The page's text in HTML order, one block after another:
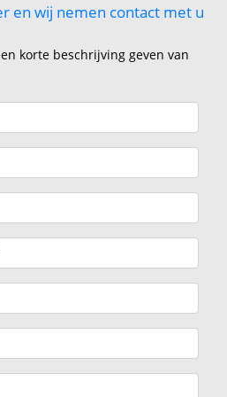
en wij nemen contact met u
korte beschrijving geven van